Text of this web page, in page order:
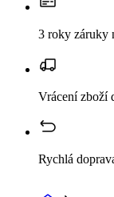
3 roky záruky
Vrácení zboží
Rychlá